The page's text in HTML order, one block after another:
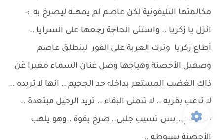
مكالمتها التليفونية لكن عاصم لم يمهله ليصرخ به :-
انزل يا زكريا .. واستنى الحاچة رچعها على السرايا ..
أطاع زكريا وترك العربة على الفور لينطلق عاصم
وصهيل الأحصنة وهياجها وصل عنان السماء معبرا عّن
ذاك الغضب المستعر بداخله حد الجحيم .. انها لا تريده ..
لا ترغب بقربه .. لا تتمنى البقاء .. تريد الرحيل مبتعدة ..
-تروووح...بس تسيب جلبى.. صرخ بقوة ..وهو يلهب
الأحصنة بسوطه ..